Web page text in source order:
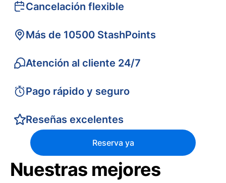
Cancelación flexible
Más de 10500 StashPoints
Atención al cliente 24/7
Pago rápido y seguro
Reseñas excelentes
Reserva ya
Nuestras mejores